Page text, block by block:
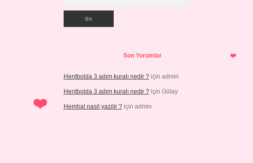
Son Yorumlar
Hentbolda 3 adım kuralı nedir ?için admin
Hentbolda 3 adım kuralı nedir ?için Gülay
Hemhal nasil yazilir ?için admin